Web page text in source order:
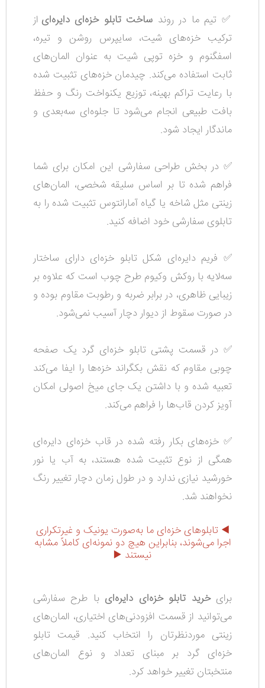
✅ تیم ما در روند ساخت تابلو خزه‌ای دایره‌ای از
ترکیب خزه‌های شیت، سایپرس روشن و تیره،
اسفگنوم و خزه توپی شیت به عنوان المان‌های
ثابت استفاده می‌کند. چیدمان خزه‌های تثبیت شده
با رعایت تراکم بهینه، توزیع یکنواخت رنگ و حفظ
بافت طبیعی انجام می‌شود تا جلوه‌ای سه‌بعدی و
ماندگار ایجاد شود.
✅ در بخش طراحی سفارشی این امکان برای شما
فراهم شده تا بر اساس سلیقه شخصی، المان‌های
زینتی مثل شاخه یا گیاه آمارانتوس تثبیت شده را به
تابلوی سفارشی خود اضافه کنید.
✅ فریم دایره‌ای شکل تابلو خزه‌ای دارای ساختار
سه‌لایه با روکش وکیوم طرح چوب است که علاوه بر
زیبایی ظاهری، در برابر ضربه و رطوبت مقاوم بوده و
در صورت سقوط از دیوار دچار آسیب نمی‌شود.
✅ در قسمت پشتی تابلو خزه‌ای گرد یک صفحه
چوبی مقاوم که نقش بکگراند خزه‌ها را ایفا می‌کند
تعبیه شده و با داشتن یک جای میخ اصولی امکان
آویز کردن قاب‌ها را فراهم می‌کند.
✅ خزه‌های بکار رفته شده در قاب خزه‌ای دایره‌ای
همگی از نوع تثبیت شده هستند، به آب یا نور
خورشید نیازی ندارد و در طول زمان دچار تغییر رنگ
نخواهند شد.
◀️ تابلوهای خزه‌ای ما به‌صورت یونیک و غیرتکراری
اجرا می‌شوند، بنابراین هیچ دو نمونه‌ای کاملاً مشابه
نیستند ▶️
برایخرید تابلو خزه‌ای دایره‌ای با طرح سفارشی
می‌توانید از قسمت افزودنی‌های اختیاری، المان‌های
زینتی موردنظرتان را انتخاب کنید. قیمت تابلو
خزه‌ای گرد بر مبنای تعداد و نوع المان‌های
منتخبتان تغییر خواهد کرد.